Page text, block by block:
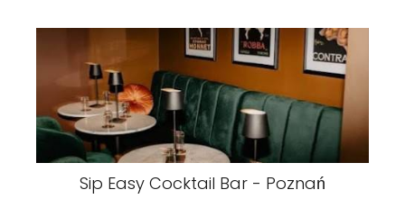
Sip Easy Cocktail Bar - Poznań